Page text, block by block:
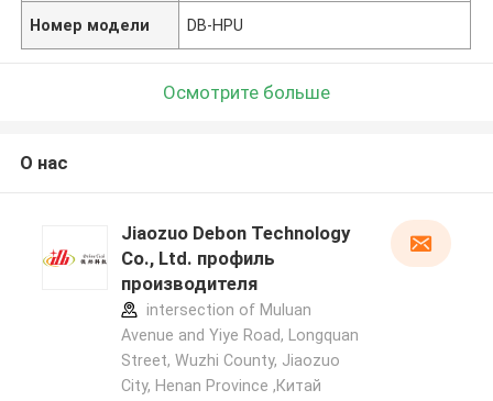
Номер модели DB-HPU
Осмотрите больше
О нас
Jiaozuo Debon Technology
Co., Ltd. профиль
производителя
intersection of Muluan
Avenue and Yiye Road, Longquan
Street, Wuzhi County, Jiaozuo
City, Henan Province ,Китай